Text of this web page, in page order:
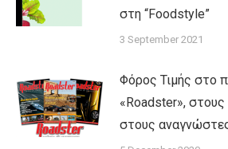
στη “Foodstyle”
3 September 2021
Φόρος Τιμής στο
«Roadster»,
στους